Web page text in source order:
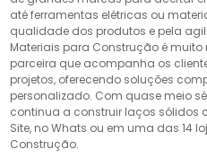
até ferramentas elétricas ou
qualidade dos produtos e pela
Materiais para Construção é
parceira que acompanha os
projetos, oferecendo soluções
personalizado. Com quase meio
continua a construir laços sólidos
Site, no Whats ou em uma das 14
Construção.